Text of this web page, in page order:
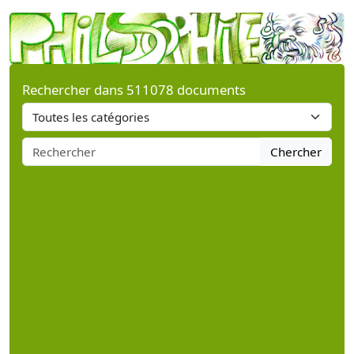
Rechercher dans 511078 documents
Chercher